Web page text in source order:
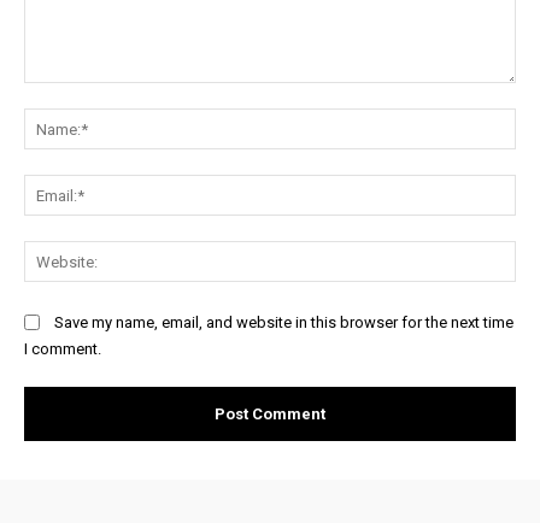
Save my name, email, and website in this browser for the next time
I comment.